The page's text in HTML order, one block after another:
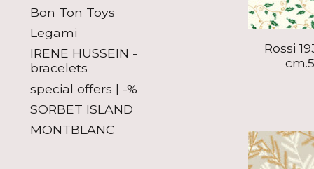
Bon Ton Toys
Legami
IRENE HUSSEIN -
bracelets
special offers | -%
SORBET ISLAND
MONTBLANC
Rossi